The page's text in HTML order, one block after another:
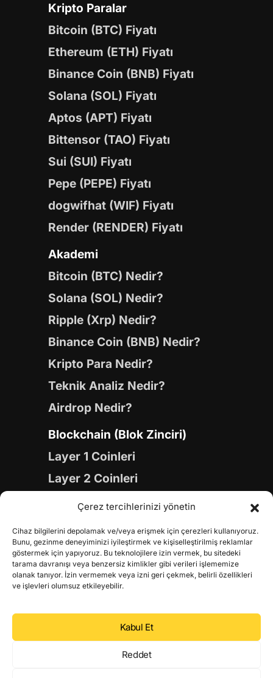
Çerez tercihlerinizi yönetin
Cihaz bilgilerini depolamak ve/veya erişmek için çerezleri kullanıyoruz.
Bunu, gezinme deneyiminizi iyileştirmek ve kişiselleştirilmiş reklamlar
göstermek için yapıyoruz. Bu teknolojilere izin vermek, bu sitedeki
tarama davranışı veya benzersiz kimlikler gibi verileri işlememize
olanak tanıyor. İzin vermemek veya izni geri çekmek, belirli özellikleri
ve işlevleri olumsuz etkileyebilir.
Kabul Et
Reddet
Kripto Paralar
Bitcoin (BTC) Fiyatı
Ethereum (ETH) Fiyatı
Binance Coin (BNB) Fiyatı
Solana (SOL) Fiyatı
Aptos (APT) Fiyatı
Bittensor (TAO) Fiyatı
Sui (SUI) Fiyatı
Pepe (PEPE) Fiyatı
dogwifhat (WIF) Fiyatı
Render (RENDER) Fiyatı
Akademi
Bitcoin (BTC) Nedir?
Solana (SOL) Nedir?
Ripple (Xrp) Nedir?
Binance Coin (BNB) Nedir?
Kripto Para Nedir?
Teknik Analiz Nedir?
Airdrop Nedir?
Blockchain (Blok Zinciri)
Layer 1 Coinleri
Layer 2 Coinleri
Yapay Zeka (AI) Coinleri
Gaming Coinleri
RWA Coinleri
DeFi Coinleri
DePIN Coinleri
Metaverse Coinleri
Web 3.0 Coinleri